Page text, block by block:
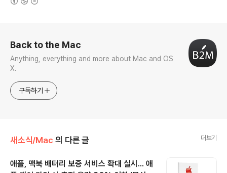
Back to the Mac
Anything, everything and more about Mac and OS
X.
구독하기
새소식/Mac 의 다른 글 더보기
애플, 맥북 배터리 보증 서비스 확대 실시... 애